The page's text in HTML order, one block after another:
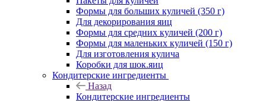
Формы для больших куличей (350 г)
Для декорирования яиц
Формы для средних куличей (200 г)
Формы для маленьких куличей (150 г)
Для изготовления кулича
Коробки для шок.яиц
Кондитерские ингредиенты
Назад
Кондитерские ингредиенты